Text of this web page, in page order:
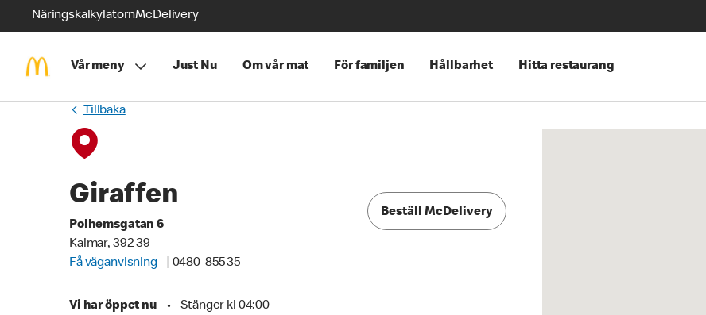
NäringskalkylatornMcDelivery
Vår meny Just Nu Om vår mat För familjen Hållbarhet Hitta restaurang
Tillbaka
Giraffen
Polhemsgatan 6
Kalmar, 392 39
Få väganvisning
0480-855 35
Vi har öppet nu • Stänger kl 04:00
Beställ McDelivery